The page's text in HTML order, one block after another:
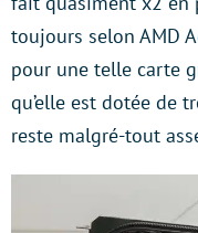
toujours selon AMD
pour une telle carte
qu’elle est dotée de
reste malgré-tout